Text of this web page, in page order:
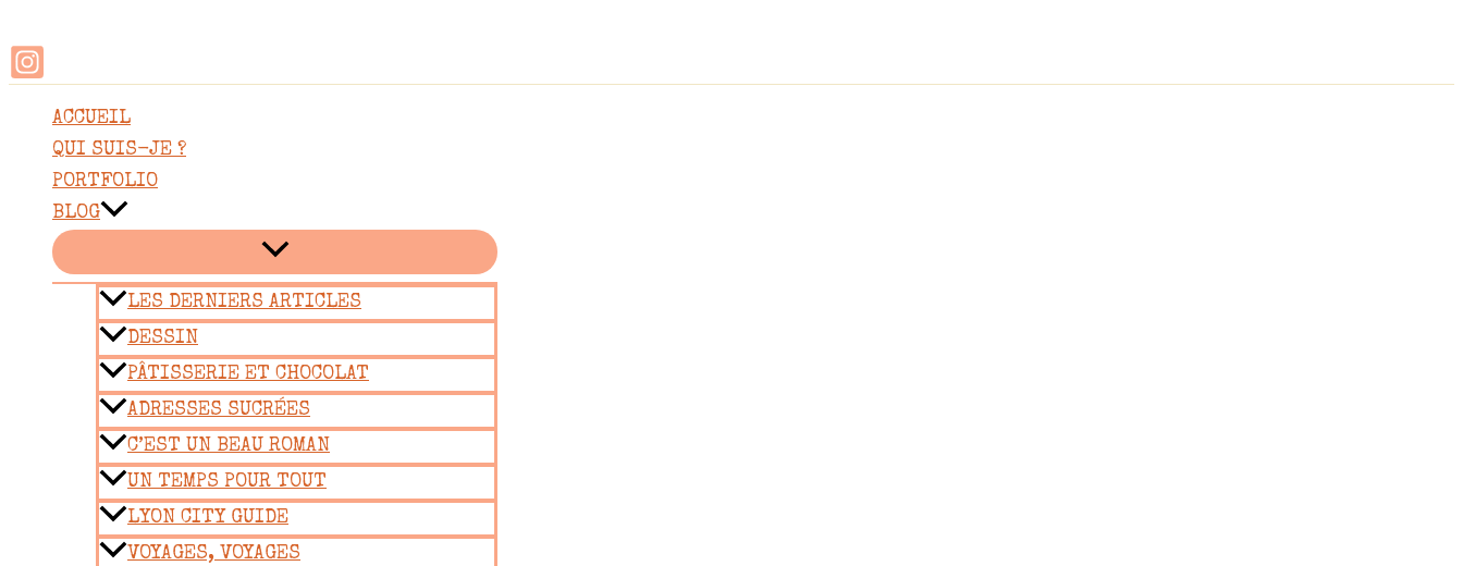
au
contenu
ACCUEIL
QUI SUIS-JE ?
PORTFOLIO
BLOG
LES DERNIERS ARTICLES
DESSIN
PÂTISSERIE ET CHOCOLAT
ADRESSES SUCRÉES
C’EST UN BEAU ROMAN
UN TEMPS POUR TOUT
LYON CITY GUIDE
VOYAGES, VOYAGES